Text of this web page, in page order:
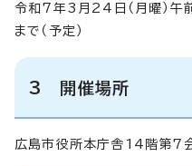
令和7年3月24日（月曜）
まで（予定）
3 開催場所
広島市役所本庁舎14階第7